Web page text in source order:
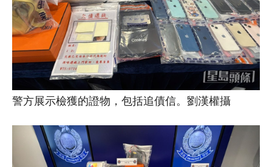
警方展示檢獲的證物，包括追債信。劉漢權攝